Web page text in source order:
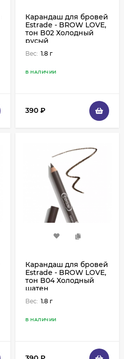
Карандаш для бровей
Estrade - BROW LOVE,
тон B02 Холодный
русый
Вес: 1.8 г
В НАЛИЧИИ
390 ₽
Карандаш для бровей
Estrade - BROW LOVE,
тон B04 Холодный
шатен
Вес: 1.8 г
В НАЛИЧИИ